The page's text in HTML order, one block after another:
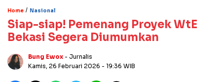
Home / Nasional
Siap-siap! Pemenang Proyek WtE
Bekasi Segera Diumumkan
Bung Ewox - Jurnalis
Kamis, 26 Februari 2026 - 19:36 WIB